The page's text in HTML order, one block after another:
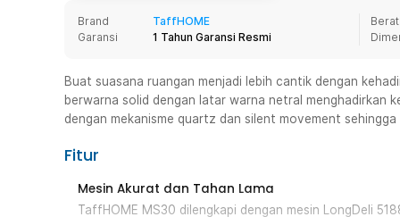
Toko Jakarta Barat
Senin -
Toko Tangerang
Toko Cikupa
Senin -
Senin - Jumat
Pick n Go Depok
Brand
TaffHOME
Garansi
1 Tahun Garansi Resmi
Buat suasana ruangan menjadi lebih cantik dengan
berwarna solid dengan latar warna netral menghadirkan
dengan mekanisme quartz dan silent movement
Fitur
Mesin Akurat dan Tahan Lama
TaffHOME MS30 dilengkapi dengan mesin LongDeli